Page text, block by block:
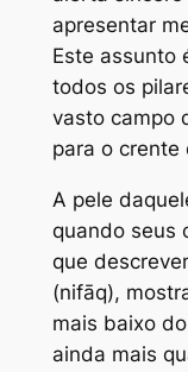
apresentar
Este assunto
todos os
vasto campo
para o crente
A pele
quando seus
que
(nifāq),
mais baixo
ainda mais